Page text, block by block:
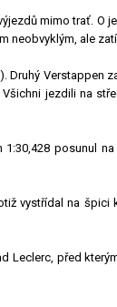
mimo trať. O
neobvyklým, ale
Verstappen
jezdili na
posunul
vystřídal na špici
Leclerc, před